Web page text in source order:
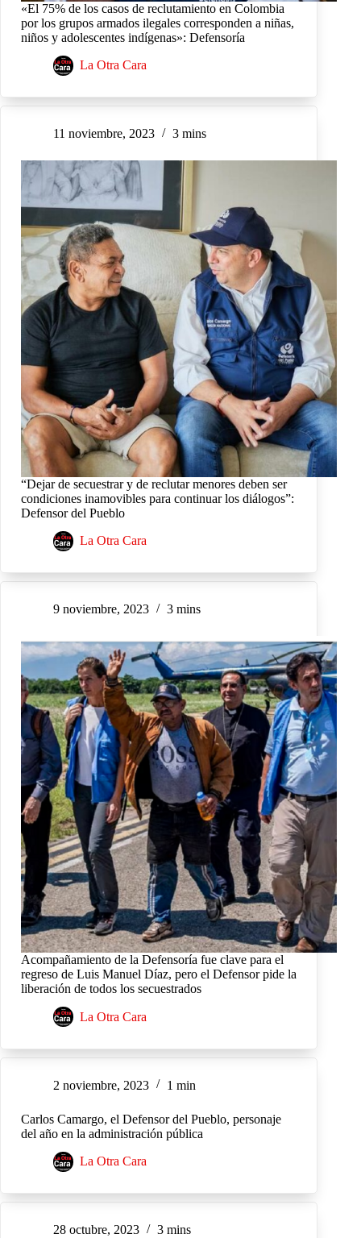
«El 75% de los casos de reclutamiento en Colombia
por los grupos armados ilegales corresponden a niñas,
niños y adolescentes indígenas»: Defensoría
La Otra Cara
11 noviembre, 2023 3 mins
“Dejar de secuestrar y de reclutar menores deben ser
condiciones inamovibles para continuar los diálogos”:
Defensor del Pueblo
La Otra Cara
9 noviembre, 2023 3 mins
Acompañamiento de la Defensoría fue clave para el
regreso de Luis Manuel Díaz, pero el Defensor pide la
liberación de todos los secuestrados
La Otra Cara
2 noviembre, 2023 1 min
Carlos Camargo, el Defensor del Pueblo, personaje
del año en la administración pública
La Otra Cara
28 octubre, 2023 3 mins